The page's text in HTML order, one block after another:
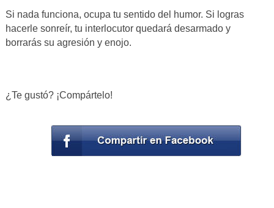
Si nada funciona, ocupa tu sentido del humor. Si logras
hacerle sonreír, tu interlocutor quedará desarmado y
borrarás su agresión y enojo.
¿Te gustó? ¡Compártelo!